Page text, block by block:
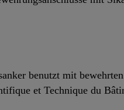
benutzt mit
et Technique du